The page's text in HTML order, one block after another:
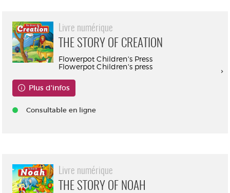
Livre numérique
THE STORY OF CREATION
Flowerpot Children's Press
Flowerpot Children's press
Plus d'infos
Consultable en ligne
Livre numérique
THE STORY OF NOAH